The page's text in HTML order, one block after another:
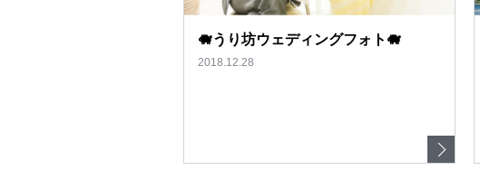
🐗うり坊ウェディングフォト🐗
2018.12.28